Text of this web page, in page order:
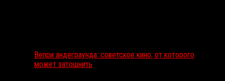
Вепри андеграунда: советское кино, от которого
может затошнить